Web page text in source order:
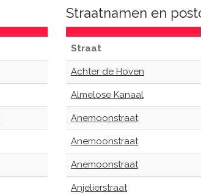
Straatnamen en
Straat
Achter de Hoven
Almelose Kanaal
Anemoonstraat
Anemoonstraat
Anemoonstraat
Anjelierstraat